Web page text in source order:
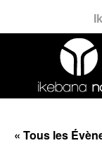
« Tous les